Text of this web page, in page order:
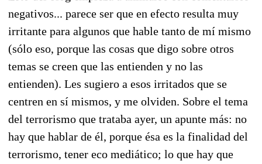
negativos... parece ser que en efecto resulta muy
irritante para algunos que hable tanto de mí mismo
(sólo eso, porque las cosas que digo sobre otros
temas se creen que las entienden y no las
entienden). Les sugiero a esos irritados que se
centren en sí mismos, y me olviden. Sobre el tema
del terrorismo que trataba ayer, un apunte más: no
hay que hablar de él, porque ésa es la finalidad del
terrorismo, tener eco mediático; lo que hay que